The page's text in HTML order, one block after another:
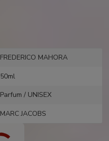
FREDERICO MAHORA
50ml
Parfum / UNISEX
MARC JACOBS